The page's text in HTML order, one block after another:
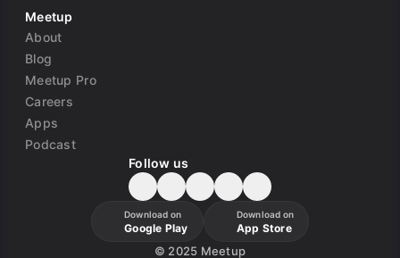
Meetup
About
Blog
Meetup Pro
Careers
Apps
Podcast
Follow us
Download on
Google Play
Download on
App Store
© 2025 Meetup